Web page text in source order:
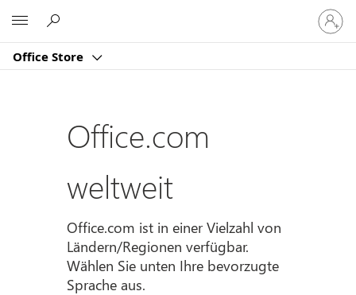
Office Store
Bei
Ihrem
Konto
Office.com
weltweit
Office.com ist in einer Vielzahl von
Ländern/Regionen verfügbar.
Wählen Sie unten Ihre bevorzugte
Sprache aus.